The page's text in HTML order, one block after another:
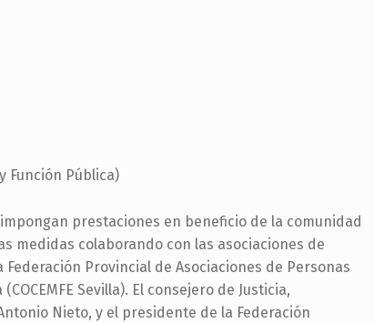
Función Pública)
prestaciones en beneficio de la comunidad
medidas colaborando con las asociaciones de
Provincial de Asociaciones de Personas
Sevilla). El consejero de Justicia,
Nieto, y el presidente de la Federación